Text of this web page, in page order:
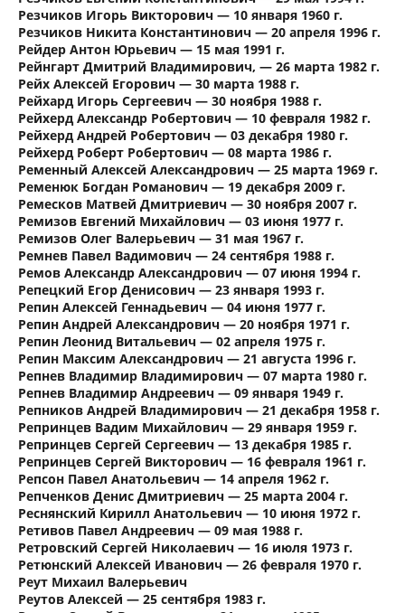
Резчиков Игорь Викторович — 10 января 1960 г.
Резчиков Никита Константинович — 20 апреля 1996 г.
Рейдер Антон Юрьевич — 15 мая 1991 г.
Рейнгарт Дмитрий Владимирович, — 26 марта 1982 г.
Рейх Алексей Егорович — 30 марта 1988 г.
Рейхард Игорь Сергеевич — 30 ноября 1988 г.
Рейхерд Александр Робертович — 10 февраля 1982 г.
Рейхерд Андрей Робертович — 03 декабря 1980 г.
Рейхерд Роберт Робертович — 08 марта 1986 г.
Ременный Алексей Александрович — 25 марта 1969 г.
Ременюк Богдан Романович — 19 декабря 2009 г.
Ремесков Матвей Дмитриевич — 30 ноября 2007 г.
Ремизов Евгений Михайлович — 03 июня 1977 г.
Ремизов Олег Валерьевич — 31 мая 1967 г.
Ремнев Павел Вадимович — 24 сентября 1988 г.
Ремов Александр Александрович — 07 июня 1994 г.
Репецкий Егор Денисович — 23 января 1993 г.
Репин Алексей Геннадьевич — 04 июня 1977 г.
Репин Андрей Александрович — 20 ноября 1971 г.
Репин Леонид Витальевич — 02 апреля 1975 г.
Репин Максим Александрович — 21 августа 1996 г.
Репнев Владимир Владимирович — 07 марта 1980 г.
Репнев Владимир Андреевич — 09 января 1949 г.
Репников Андрей Владимирович — 21 декабря 1958 г.
Репринцев Вадим Михайлович — 29 января 1959 г.
Репринцев Сергей Сергеевич — 13 декабря 1985 г.
Репринцев Сергей Викторович — 16 февраля 1961 г.
Репсон Павел Анатольевич — 14 апреля 1962 г.
Репченков Денис Дмитриевич — 25 марта 2004 г.
Реснянский Кирилл Анатольевич — 10 июня 1972 г.
Ретивов Павел Андреевич — 09 мая 1988 г.
Ретровский Сергей Николаевич — 16 июля 1973 г.
Ретюнский Алексей Иванович — 26 февраля 1970 г.
Реут Михаил Валерьевич
Реутов Алексей — 25 сентября 1983 г.